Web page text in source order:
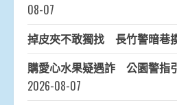
08-07
掉皮夾不敢獨找 長竹警暗巷
購愛心水果疑遇詐 公園警指
2026-08-07